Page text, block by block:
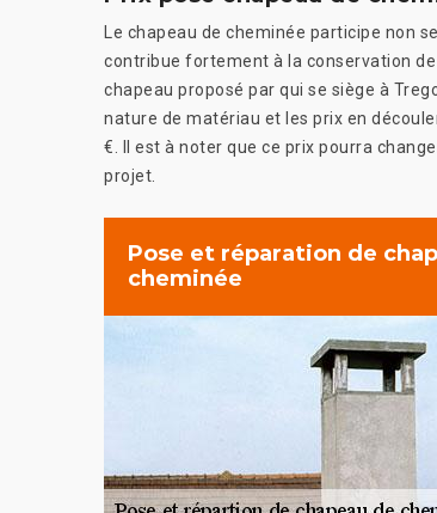
Le chapeau de cheminée participe non
contribue fortement à la conservation
chapeau proposé par qui se siège à
nature de matériau et les prix en
€. Il est à noter que ce prix pourra
projet.
Pose et réparation de
cheminée